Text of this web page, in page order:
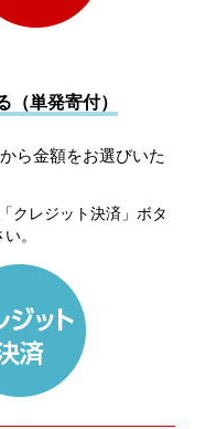
（単発寄付）
ら金額をお選びいた
クレジット決済」ボタ
。